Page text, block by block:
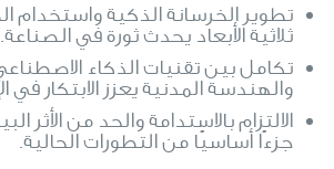
تطوير الخرسانة الذكية واستخدام
ثلاثية الأبعاد يحدث ثورة في الصناعة.
تكامل بين تقنيات الذكاء
والهندسة المدنية يعزز الابتكار في
الالتزام بالاستدامة والحد من الأثر
جزءًا أساسيًا من التطورات الحالية.